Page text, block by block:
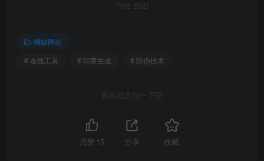
THE END
稀缺网站
# 在线工具
# 印章生成 # 防伪技术
喜欢就支持一下吧
点赞 15 分享 收藏